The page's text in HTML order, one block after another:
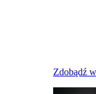
Zdobądź